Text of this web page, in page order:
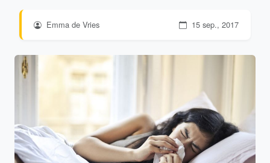
Emma de Vries 15 sep., 2017